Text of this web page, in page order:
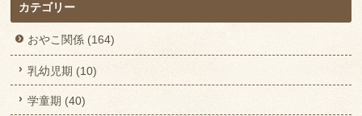
カテゴリー
おやこ関係 (164)
乳幼児期 (10)
学童期 (40)